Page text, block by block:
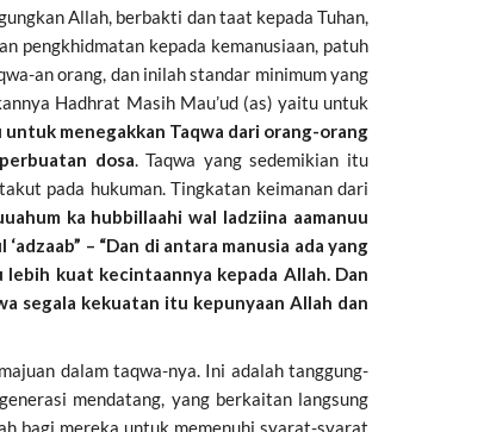
Allah, berbakti dan taat kepada Tuhan,
pengkhidmatan kepada kemanusiaan, patuh
an orang, dan inilah standar minimum yang
Hadhrat Masih Mau’ud (as) yaitu untuk
menegakkan Taqwa dari orang-orang
dosa. Taqwa yang sedemikian itu
pada hukuman. Tingkatan keimanan dari
ka hubbillaahi wal ladziina aamanuu
– “Dan di antara manusia ada yang
kuat kecintaannya kepada Allah. Dan
segala kekuatan itu kepunyaan Allah dan
dalam taqwa-nya. Ini adalah tanggung-
mendatang, yang berkaitan langsung
bagi mereka untuk memenuhi syarat-syarat